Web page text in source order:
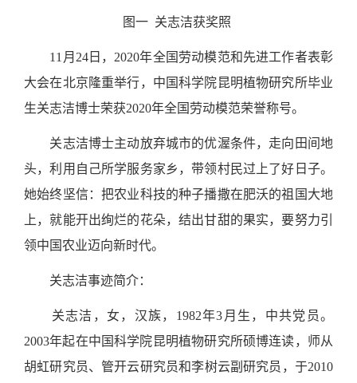
图一 关志洁获奖照
11 月 24日， 2020年全国劳动模范和先进工作者表彰
大会在北京隆重举行，中国科学院昆明植物研究所毕业
生关志洁博士荣获2020年全国劳动模范荣誉称号。
关志洁博士主动放弃城市的优渥条件，走向田间地
头，利用自己所学服务家乡，带领村民过上了好日子。
她始终坚信：把农业科技的种子播撒在肥沃的祖国大地
上，就能开出绚烂的花朵，结出甘甜的果实，要努力引
领中国农业迈向新时代。
关志洁事迹简介：
关志洁，女，汉族， 1982年3 月生，中共党员。
2003年起在中国科学院昆明植物研究所硕博连读，师从
胡虹研究员、管开云研究员和李树云副研究员，于2010